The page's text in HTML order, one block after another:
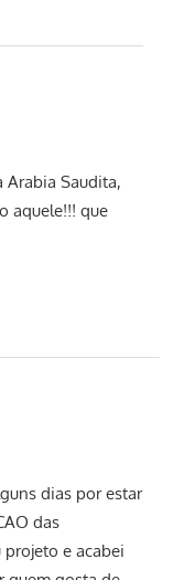
Arabia Saudita,
aquele!!! que
dias por estar
das
e acabei